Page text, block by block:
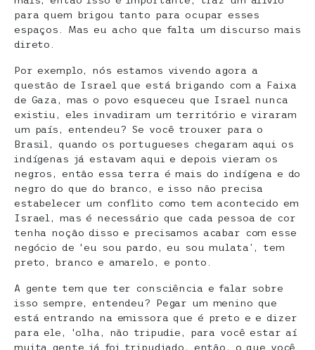
para quem brigou tanto para ocupar esses
espaços. Mas eu acho que falta um discurso mais
direto.
Por exemplo, nós estamos vivendo agora a
questão de Israel que está brigando com a Faixa
de Gaza, mas o povo esqueceu que Israel nunca
existiu, eles invadiram um território e viraram
um país, entendeu? Se você trouxer para o
Brasil, quando os portugueses chegaram aqui os
indígenas já estavam aqui e depois vieram os
negros, então essa terra é mais do indígena e do
negro do que do branco, e isso não precisa
estabelecer um conflito como tem acontecido em
Israel, mas é necessário que cada pessoa de cor
tenha noção disso e precisamos acabar com esse
negócio de ‘eu sou pardo, eu sou mulata’, tem
preto, branco e amarelo, e ponto.
A gente tem que ter consciência e falar sobre
isso sempre, entendeu? Pegar um menino que
está entrando na emissora que é preto e e dizer
para ele, ‘olha, não tripudie, para você estar aí
muita gente já foi tripudiado, então, o que você